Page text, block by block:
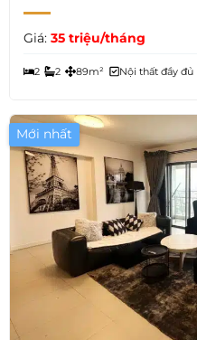
Giá: 35 triệu/tháng
2 2 89m² Nội thất đầy đủ
Mới nhất